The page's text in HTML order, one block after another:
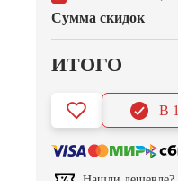
Сумма скидок
ИТОГО
В